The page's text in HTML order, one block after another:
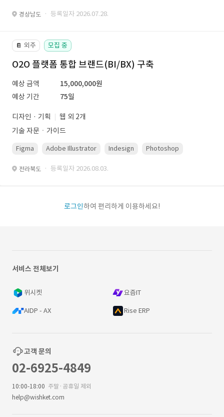
경상남도 · 등록일자 2026.07.28.
📔 외주 모집 중
O2O 플랫폼 통합 브랜드(BI/BX) 구축
예상 금액
15,000,000원
예상 기간
75일
디자인 · 기획
웹 외 2개
기술 자문ㆍ가이드
Figma Adobe Illustrator Indesign Photoshop
전라북도 · 등록일자 2026.08.03.
로그인하여 편리하게 이용하세요!
서비스 전체보기
위시켓 요즘IT
AIDP - AX Rise ERP
고객 문의
02-6925-4849
10:00-18:00 주말·공휴일 제외
help@wishket.com